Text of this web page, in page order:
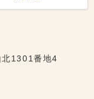
1301番地4